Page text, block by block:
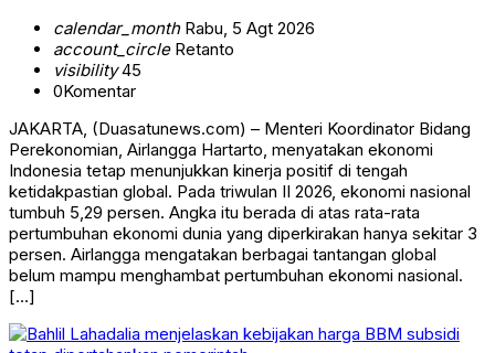
calendar_monthRabu, 5 Agt 2026
account_circleRetanto
visibility45
0Komentar
JAKARTA, (Duasatunews.com) – Menteri Koordinator Bidang
Perekonomian, Airlangga Hartarto, menyatakan ekonomi
Indonesia tetap menunjukkan kinerja positif di tengah
ketidakpastian global. Pada triwulan II 2026, ekonomi nasional
tumbuh 5,29 persen. Angka itu berada di atas rata-rata
pertumbuhan ekonomi dunia yang diperkirakan hanya sekitar 3
persen. Airlangga mengatakan berbagai tantangan global
belum mampu menghambat pertumbuhan ekonomi nasional.
[…]